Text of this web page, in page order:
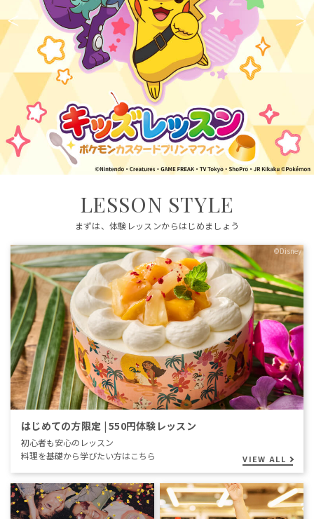
LESSON STYLE
まずは、体験レッスンからはじめましょう
©Disney
はじめての方限定 | 550円体験レッスン
初心者も安心のレッスン
料理を基礎から学びたい方はこちら
VIEW ALL